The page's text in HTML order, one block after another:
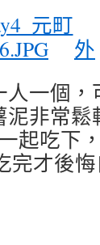
外
一個
非常
起吃下
完才後